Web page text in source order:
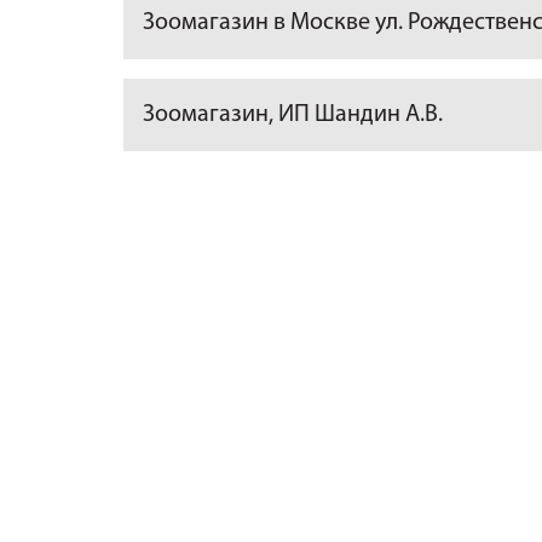
Зоомагазин в Москве ул.
Зоомагазин, ИП Шандин А.В.